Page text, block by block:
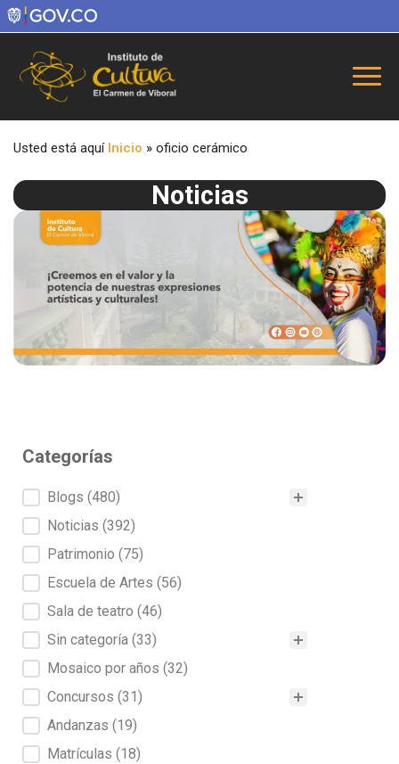
Usted está aquí Inicio » oficio cerámico
Noticias
Categorías
Categorías
Blogs (480)
Noticias (392)
Patrimonio (75)
Escuela de Artes (56)
Sala de teatro (46)
Sin categoría (33)
Mosaico por años (32)
Concursos (31)
Andanzas (19)
Matrículas (18)